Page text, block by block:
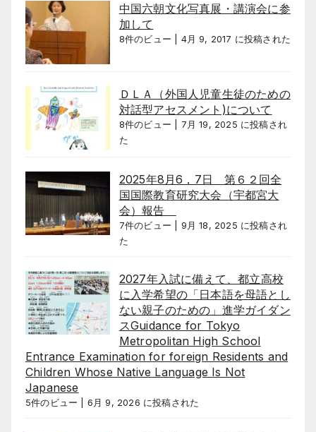
中国六朝文化写真展・講演会に参
加して
8件のビュー 4月 9, 2017 に投稿された
ＤＬＡ（外国人児童生徒のための
対話型アセスメント)について
8件のビュー
7月 19, 2025 に投稿され
た
2025年8月6，7日 第６２回全
国国際教育研究大会（宇都宮大
会）報告
7件のビュー
9月 18, 2025 に投稿され
た
2027年入試に備えて、都立高校
に入学希望の「日本語を母語とし
ない親子のための」進学ガイダン
スGuidance for Tokyo
Metropolitan High School
Entrance Examination for foreign Residents and
Children Whose Native Language Is Not
Japanese
5件のビュー 6月 9, 2026 に投稿された